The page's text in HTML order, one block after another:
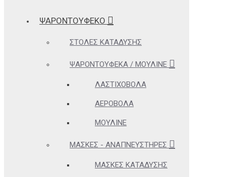
ΨΑΡΟΝΤΟΥΦΕΚΟ
ΣΤΟΛΈΣ ΚΑΤΆΔΥΣΗΣ
ΨΑΡΟΝΤΟΎΦΕΚΑ / ΜΟΥΛΙΝΈ
ΛΑΣΤΙΧΟΒΌΛΑ
ΑΕΡΟΒΌΛΑ
ΜΟΥΛΙΝΈ
ΜΆΣΚΕΣ - ΑΝΑΠΝΕΥΣΤΉΡΕΣ
ΜΆΣΚΕΣ ΚΑΤΆΔΥΣΗΣ